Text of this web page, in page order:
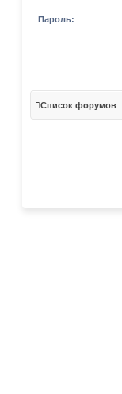
Пароль:
Список форумов